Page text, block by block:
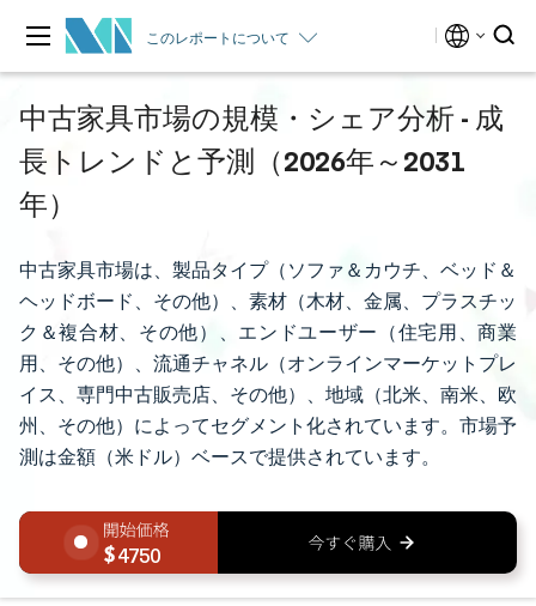
このレポートについて
中古家具市場の規模・シェア分析 - 成
長トレンドと予測（2026年～2031
年）
中古家具市場は、製品タイプ（ソファ＆カウチ、ベッド＆
ヘッドボード、その他）、素材（木材、金属、プラスチッ
ク＆複合材、その他）、エンドユーザー（住宅用、商業
用、その他）、流通チャネル（オンラインマーケットプレ
イス、専門中古販売店、その他）、地域（北米、南米、欧
州、その他）によってセグメント化されています。市場予
測は金額（米ドル）ベースで提供されています。
4750